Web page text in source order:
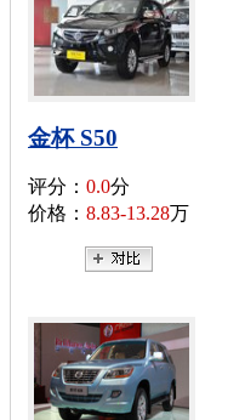
金杯 S50
评分： 0.0分
价格： 8.83-13.28万